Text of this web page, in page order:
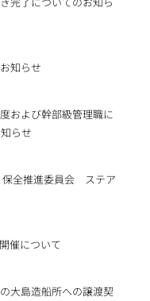
知らせ
および幹部級管理職に
らせ
保全推進委員会 ステア
催について
大島造船所への譲渡契